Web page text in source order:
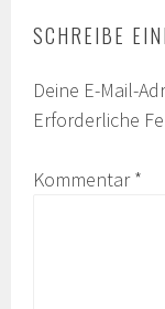
SCHREIBE
Deine E-Mail-
Erforderliche
Kommentar*